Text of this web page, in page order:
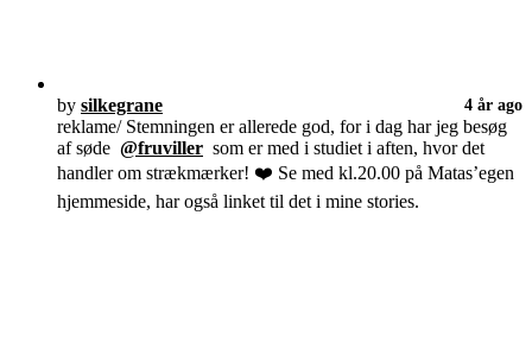
by silkegrane 4 år ago
reklame/ Stemningen er allerede god, for i dag har jeg besøg
af søde @fruviller som er med i studiet i aften, hvor det
handler om strækmærker! ❤️ Se med kl.20.00 på Matas’egen
hjemmeside, har også linket til det i mine stories.